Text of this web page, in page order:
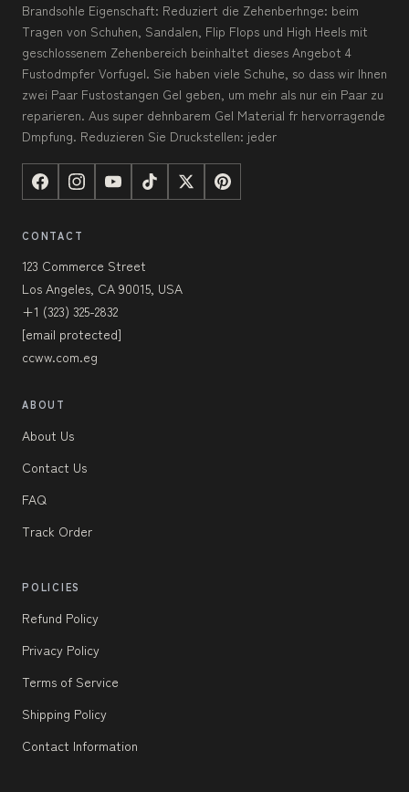
Brandsohle Eigenschaft: Reduziert die Zehenberhnge: beim
Tragen von Schuhen, Sandalen, Flip Flops und High Heels mit
geschlossenem Zehenbereich beinhaltet dieses Angebot 4
Fustodmpfer Vorfugel. Sie haben viele Schuhe, so dass wir Ihnen
zwei Paar Fustostangen Gel geben, um mehr als nur ein Paar zu
reparieren. Aus super dehnbarem Gel Material fr hervorragende
Dmpfung. Reduzieren Sie Druckstellen: jeder
CONTACT
123 Commerce Street
Los Angeles, CA 90015, USA
+1 (323) 325-2832
[email protected]
ccww.com.eg
ABOUT
About Us
Contact Us
FAQ
Track Order
POLICIES
Refund Policy
Privacy Policy
Terms of Service
Shipping Policy
Contact Information